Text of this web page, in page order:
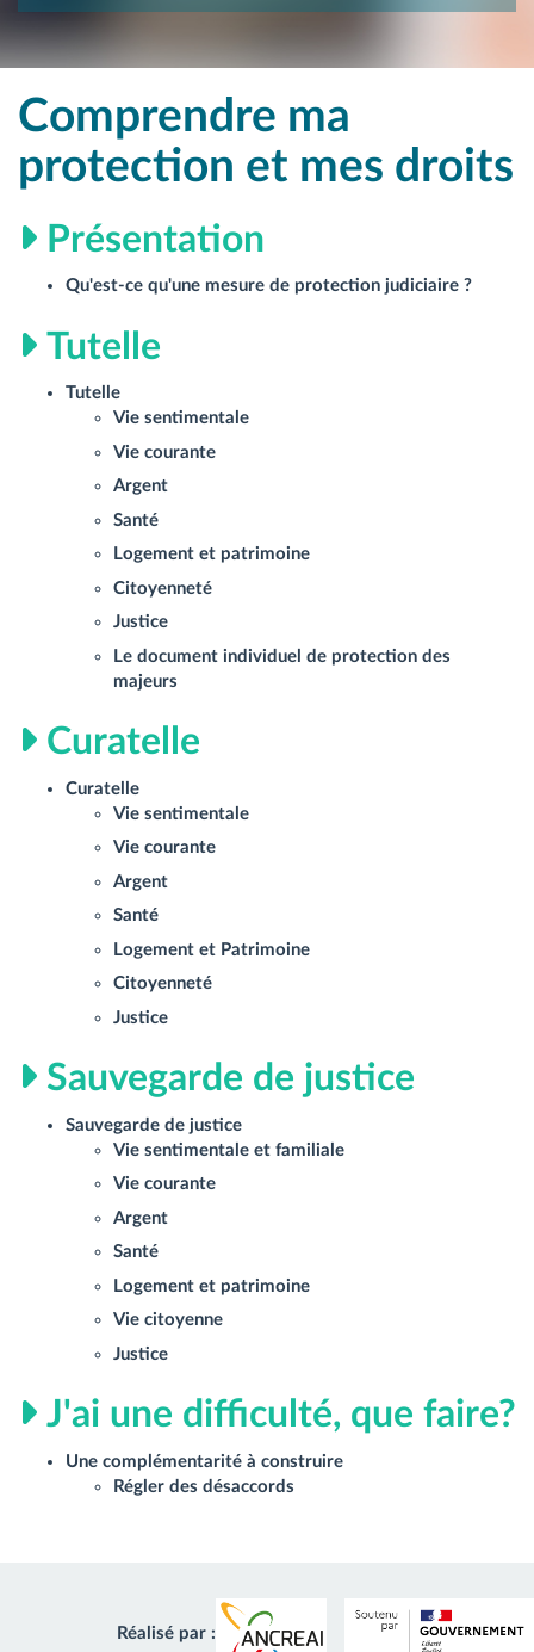
Comprendre ma
protection et mes droits
Présentation
Qu'est-ce qu'une mesure de protection judiciaire ?
Tutelle
Tutelle
Vie sentimentale
Vie courante
Argent
Santé
Logement et patrimoine
Citoyenneté
Justice
Le document individuel de protection des
majeurs
Curatelle
Curatelle
Vie sentimentale
Vie courante
Argent
Santé
Logement et Patrimoine
Citoyenneté
Justice
Sauvegarde de justice
Sauvegarde de justice
Vie sentimentale et familiale
Vie courante
Argent
Santé
Logement et patrimoine
Vie citoyenne
Justice
J'ai une difficulté, que faire?
Une complémentarité à construire
Régler des désaccords
Réalisé par :